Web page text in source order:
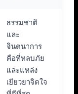
ธรรมชาติ
และ
จินตนาการ
คือที่หลบภัย
และแหล่ง
เยียวยาจิตใจ